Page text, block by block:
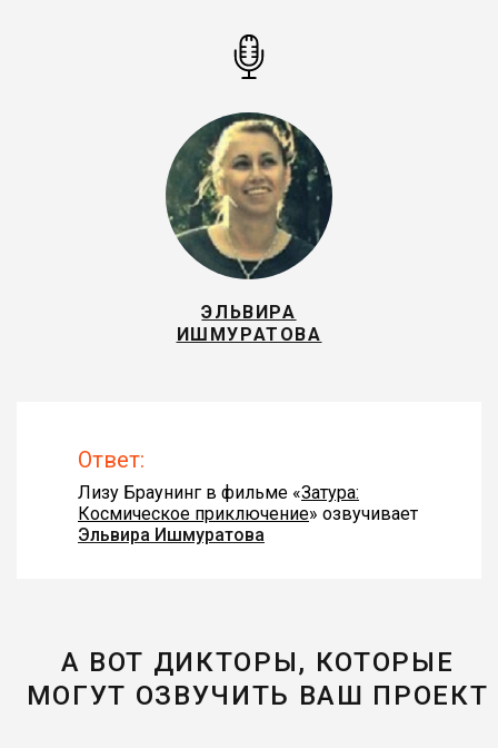
ЭЛЬВИРА
ИШМУРАТОВА
Ответ:
Лизу Браунинг в фильме «Затура:
Космическое приключение» озвучивает
Эльвира Ишмуратова
А ВОТ ДИКТОРЫ, КОТОРЫЕ
МОГУТ ОЗВУЧИТЬ ВАШ ПРОЕКТ